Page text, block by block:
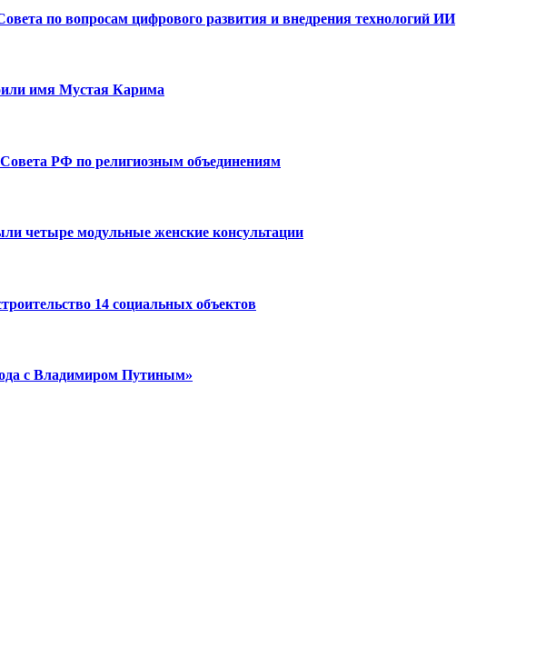
по вопросам цифрового развития и внедрения технологий ИИ
имя Мустая Карима
РФ по религиозным объединениям
четыре модульные женские консультации
14 социальных объектов
с Владимиром Путиным»